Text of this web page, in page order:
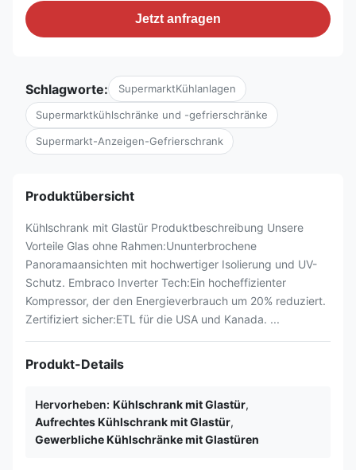
Jetzt anfragen
Schlagworte: SupermarktKühlanlagen
Supermarktkühlschränke und -gefrierschränke
Supermarkt-Anzeigen-Gefrierschrank
Produktübersicht
Kühlschrank mit Glastür Produktbeschreibung Unsere
Vorteile Glas ohne Rahmen:Ununterbrochene
Panoramaansichten mit hochwertiger Isolierung und UV-
Schutz. Embraco Inverter Tech:Ein hocheffizienter
Kompressor, der den Energieverbrauch um 20% reduziert.
Zertifiziert sicher:ETL für die USA und Kanada. ...
Produkt-Details
Hervorheben: Kühlschrank mit Glastür,
Aufrechtes Kühlschrank mit Glastür,
Gewerbliche Kühlschränke mit Glastüren